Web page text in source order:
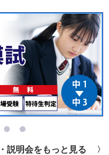
説明会をもっと見る